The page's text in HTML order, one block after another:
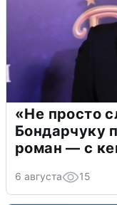
«Не просто
Бондарчуку
роман — с
6 августа 15